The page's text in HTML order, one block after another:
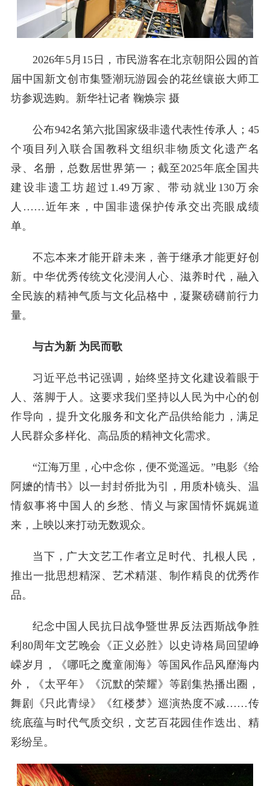
2026年5月15日，市民游客在北京朝阳公园的首
届中国新文创市集暨潮玩游园会的花丝镶嵌大师工
坊参观选购。新华社记者 鞠焕宗 摄
公布942名第六批国家级非遗代表性传承人；45
个项目列入联合国教科文组织非物质文化遗产名
录、名册，总数居世界第一；截至2025年底全国共
建设非遗工坊超过1.49万家、带动就业130万余
人……近年来，中国非遗保护传承交出亮眼成绩
单。
不忘本来才能开辟未来，善于继承才能更好创
新。中华优秀传统文化浸润人心、滋养时代，融入
全民族的精神气质与文化品格中，凝聚磅礴前行力
量。
与古为新 为民而歌
习近平总书记强调，始终坚持文化建设着眼于
人、落脚于人。这要求我们坚持以人民为中心的创
作导向，提升文化服务和文化产品供给能力，满足
人民群众多样化、高品质的精神文化需求。
“江海万里，心中念你，便不觉遥远。”电影《给
阿嬷的情书》以一封封侨批为引，用质朴镜头、温
情叙事将中国人的乡愁、情义与家国情怀娓娓道
来，上映以来打动无数观众。
当下，广大文艺工作者立足时代、扎根人民，
推出一批思想精深、艺术精湛、制作精良的优秀作
品。
纪念中国人民抗日战争暨世界反法西斯战争胜
利80周年文艺晚会《正义必胜》以史诗格局回望峥
嵘岁月，《哪吒之魔童闹海》等国风作品风靡海内
外，《太平年》《沉默的荣耀》等剧集热播出圈，
舞剧《只此青绿》《红楼梦》巡演热度不减……传
统底蕴与时代气质交织，文艺百花园佳作迭出、精
彩纷呈。